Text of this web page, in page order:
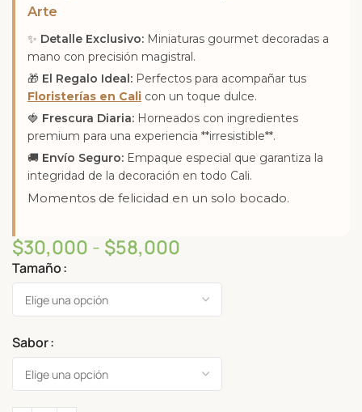
Arte
✨ Detalle Exclusivo: Miniaturas gourmet decoradas a
mano con precisión magistral.
🎁 El Regalo Ideal: Perfectos para acompañar tus
Floristerías en Cali con un toque dulce.
🍓 Frescura Diaria: Horneados con ingredientes
premium para una experiencia **irresistible**.
🚚 Envío Seguro: Empaque especial que garantiza la
integridad de la decoración en todo Cali.
Momentos de felicidad en un solo bocado.
$30,000 - $58,000
Tamaño
Sabor